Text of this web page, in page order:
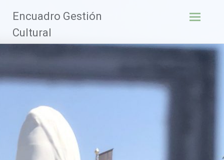
contenido
Encuadro Gestión
Cultural